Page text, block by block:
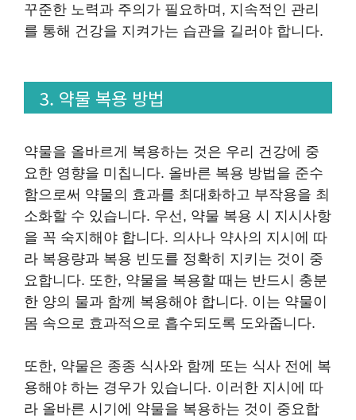
꾸준한 노력과 주의가 필요하며, 지속적인 관리
를 통해 건강을 지켜가는 습관을 길러야 합니다.
3. 약물 복용 방법
약물을 올바르게 복용하는 것은 우리 건강에 중
요한 영향을 미칩니다. 올바른 복용 방법을 준수
함으로써 약물의 효과를 최대화하고 부작용을 최
소화할 수 있습니다. 우선, 약물 복용 시 지시사항
을 꼭 숙지해야 합니다. 의사나 약사의 지시에 따
라 복용량과 복용 빈도를 정확히 지키는 것이 중
요합니다. 또한, 약물을 복용할 때는 반드시 충분
한 양의 물과 함께 복용해야 합니다. 이는 약물이
몸 속으로 효과적으로 흡수되도록 도와줍니다.
또한, 약물은 종종 식사와 함께 또는 식사 전에 복
용해야 하는 경우가 있습니다. 이러한 지시에 따
라 올바른 시기에 약물을 복용하는 것이 중요합